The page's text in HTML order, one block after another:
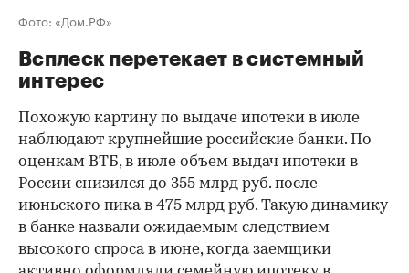
Фото: «Дом.РФ»
Всплеск перетекает в системный
интерес
Похожую картину по выдаче ипотеки в июле
наблюдают крупнейшие российские банки. По
оценкам ВТБ, в июле объем выдач ипотеки в
России снизился до 355 млрд руб. после
июньского пика в 475 млрд руб. Такую динамику
в банке назвали ожидаемым следствием
высокого спроса в июне, когда заемщики